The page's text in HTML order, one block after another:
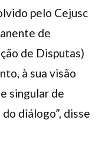
pelo Cejusc
de
de Disputas)
à sua visão
singular de
diálogo”, disse